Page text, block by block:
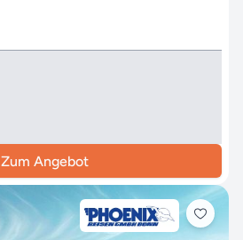
Zum Angebot